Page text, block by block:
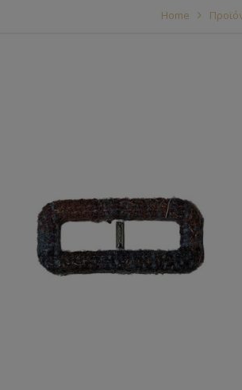
Νήματα για Τσάντες
Home